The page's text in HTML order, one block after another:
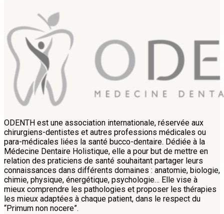
ODENTH est une association internationale, réservée aux
chirurgiens-dentistes et autres professions médicales ou
para-médicales liées la santé bucco-dentaire. Dédiée à la
Médecine Dentaire Holistique, elle a pour but de mettre en
relation des praticiens de santé souhaitant partager leurs
connaissances dans différents domaines : anatomie, biologie,
chimie, physique, énergétique, psychologie… Elle vise à
mieux comprendre les pathologies et proposer les thérapies
les mieux adaptées à chaque patient, dans le respect du
“Primum non nocere”.